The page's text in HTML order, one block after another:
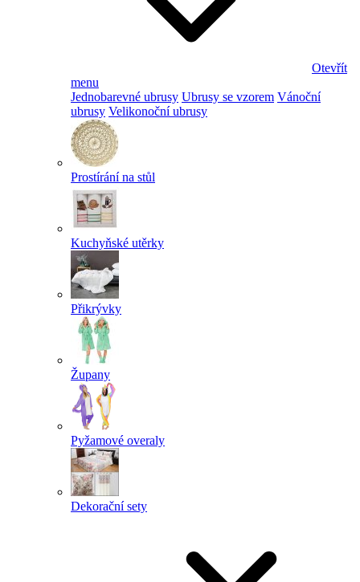
Otevřít
menu
Jednobarevné ubrusy Ubrusy se vzorem Vánoční
ubrusy Velikonoční ubrusy
Prostírání na stůl
Kuchyňské utěrky
Přikrývky
Župany
Pyžamové overaly
Dekorační sety